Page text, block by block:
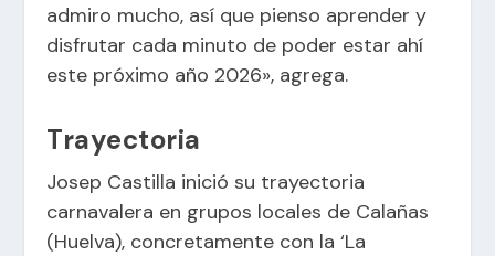
admiro mucho, así que pienso aprender y
disfrutar cada minuto de poder estar ahí
este próximo año 2026», agrega.
Trayectoria
Josep Castilla inició su trayectoria
carnavalera en grupos locales de Calañas
(Huelva), concretamente con la ‘La